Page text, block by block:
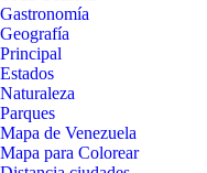
Gastronomía
Geografía
Principal
Estados
Naturaleza
Parques
Mapa de Venezuela
Mapa para Colorear